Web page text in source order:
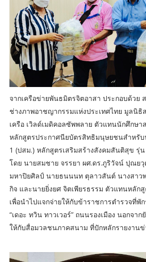
จากเครือข่ายพันธมิตรจิตอาสา ประกอบด้วย
ช่างภาพอาชญากรรมแห่งประเทศไทย มูลนิ
เครือ เวิลด์เมดิคอลซัพพลาย ตัวแทนนักศึกษา
หลักสูตรประกาศนียบัตรสิทธิมนุษยชนสำหรั
1 (ปสม.) หลักสูตรเสริมสร้างสังคมสันติสุข รุ่
โดย นายสมชาย จรรยา ผศ.ดร.ภูริวัจน์ ปุณย
มหาปิยศิลป์ นายธนนนท ตุลาวสันต์ นางสาว
กิจ และนายยิ่งยศ จิตเพียรธรรม ตัวแทนหลัก
เพื่อนำไปแจกจ่ายให้กับข้าราชการตำรวจที่พั
“เดอะ ทวิน ทาวเวอร์” ถนนรองเมือง นอกจา
ให้กับสื่อมวลชนภาคสนาม ที่ปักหลักรายงาน